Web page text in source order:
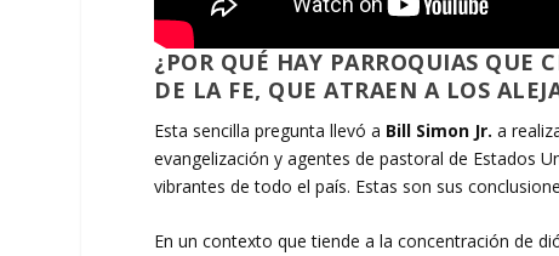
¿POR QUÉ HAY PARROQUIAS QUE
DE LA FE, QUE ATRAEN A LOS
Esta sencilla pregunta llevó a Bill Simon Jr. a
evangelización y agentes de pastoral de Estados
vibrantes de todo el país. Estas son sus
En un contexto que tiende a la concentración de